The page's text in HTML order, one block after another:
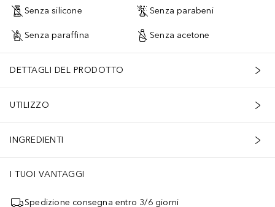
Senza silicone Senza parabeni
Senza paraffina Senza acetone
DETTAGLI DEL PRODOTTO
UTILIZZO
INGREDIENTI
I TUOI VANTAGGI
Spedizione consegna entro 3/6 giorni